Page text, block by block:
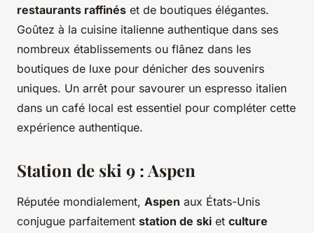
restaurants raffinés et de boutiques élégantes.
Goûtez à la cuisine italienne authentique dans ses
nombreux établissements ou flânez dans les
boutiques de luxe pour dénicher des souvenirs
uniques. Un arrêt pour savourer un espresso italien
dans un café local est essentiel pour compléter cette
expérience authentique.
Station de ski 9 : Aspen
Réputée mondialement, Aspen aux États-Unis
conjugue parfaitement station de ski et culture